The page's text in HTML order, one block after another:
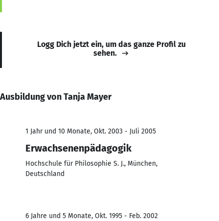
Logg Dich jetzt ein, um das ganze Profil zu
sehen.
Ausbildung von Tanja Mayer
1 Jahr und 10 Monate, Okt. 2003 - Juli 2005
Erwachsenenpädagogik
Hochschule für Philosophie S. J., München,
Deutschland
6 Jahre und 5 Monate, Okt. 1995 - Feb. 2002